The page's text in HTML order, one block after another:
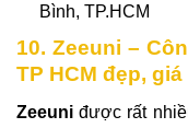
Bình, TP.HCM
10. Zeeuni –
TP HCM đẹp, giá
Zeeuni được rất